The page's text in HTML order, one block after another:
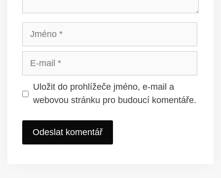
Jméno
Uložit do prohlížeče jméno, e-mail a
webovou stránku pro budoucí komentáře.